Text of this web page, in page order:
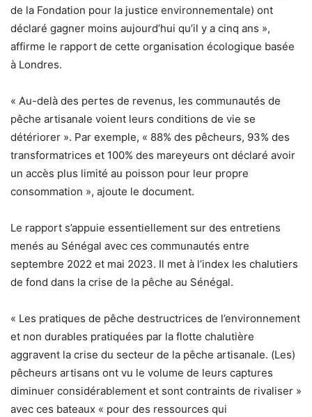
de la Fondation pour la justice environnementale) ont
déclaré gagner moins aujourd’hui qu’il y a cinq ans »,
affirme le rapport de cette organisation écologique basée
à Londres.
« Au-delà des pertes de revenus, les communautés de
pêche artisanale voient leurs conditions de vie se
détériorer ». Par exemple, « 88% des pêcheurs, 93% des
transformatrices et 100% des mareyeurs ont déclaré avoir
un accès plus limité au poisson pour leur propre
consommation », ajoute le document.
Le rapport s’appuie essentiellement sur des entretiens
menés au Sénégal avec ces communautés entre
septembre 2022 et mai 2023. Il met à l’index les chalutiers
de fond dans la crise de la pêche au Sénégal.
« Les pratiques de pêche destructrices de l’environnement
et non durables pratiquées par la flotte chalutière
aggravent la crise du secteur de la pêche artisanale. (Les)
pêcheurs artisans ont vu le volume de leurs captures
diminuer considérablement et sont contraints de rivaliser »
avec ces bateaux « pour des ressources qui